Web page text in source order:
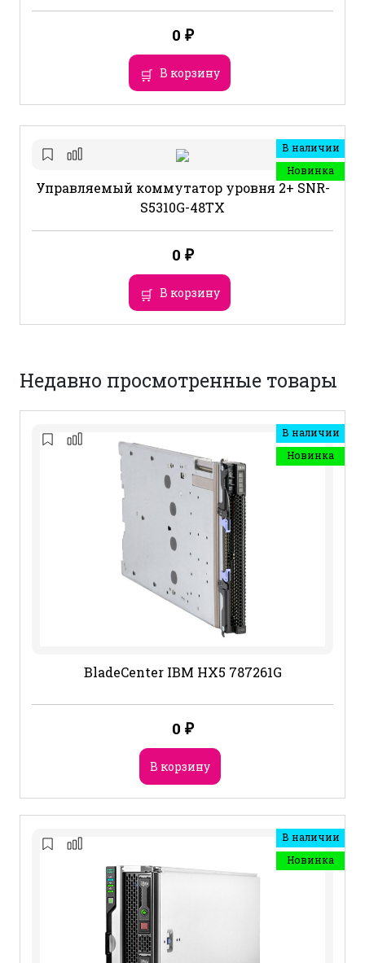
0 ₽
В корзину
В наличии
Новинка
Управляемый коммутатор уровня 2+ SNR-
S5310G-48TX
0 ₽
В корзину
Недавно просмотренные товары
В наличии
Новинка
BladeCenter IBM HX5 787261G
0 ₽
В корзину
В наличии
Новинка